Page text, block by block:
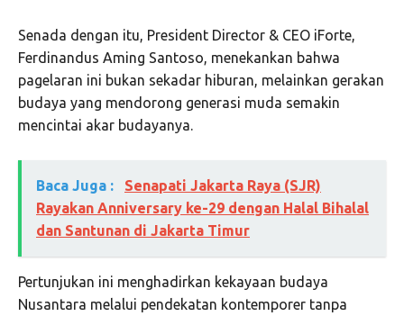
Senada dengan itu, President Director & CEO iForte,
Ferdinandus Aming Santoso, menekankan bahwa
pagelaran ini bukan sekadar hiburan, melainkan gerakan
budaya yang mendorong generasi muda semakin
mencintai akar budayanya.
Baca Juga :
Senapati Jakarta Raya (SJR)
Rayakan Anniversary ke-29 dengan Halal Bihalal
dan Santunan di Jakarta Timur
Pertunjukan ini menghadirkan kekayaan budaya
Nusantara melalui pendekatan kontemporer tanpa